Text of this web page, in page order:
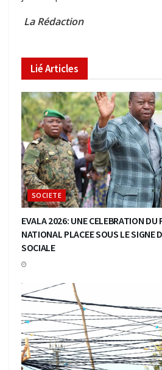
La Rédaction
LiéArticles
SOCIETE
EVALA 2026: UNE CELEBRATION DU
NATIONAL PLACEE SOUS LE SIGNE
SOCIALE